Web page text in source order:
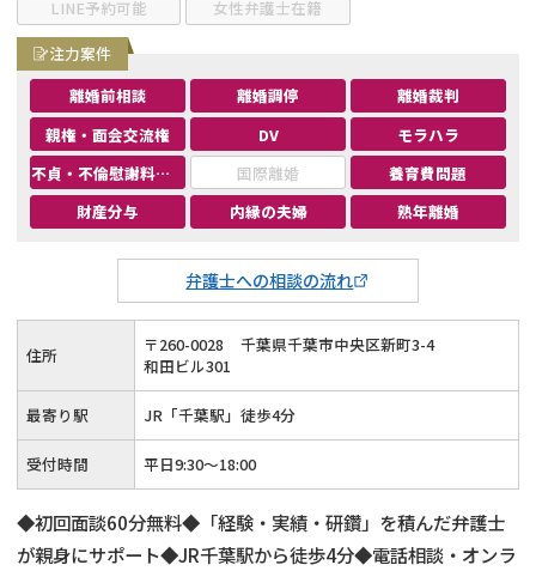
LINE予約可能
女性弁護士在籍
弁護士への相談の流れ
注力案件
離婚前相談
離婚調停
離婚裁判
親権・面会交流権
DV
モラハラ
不貞・不倫慰謝料請求
国際離婚
養育費問題
財産分与
内縁の夫婦 熟年離婚
住所 〒260-0028
千葉県千葉市中央区新町3-4
和田ビル301
最寄り駅 JR「千葉駅」徒歩4分
受付時間 平日9:30〜18:00
◆初回面談60分無料◆「経験・実績・研鑽」を積んだ弁護士
が親身にサポート◆JR千葉駅から徒歩4分◆電話相談・オンラ